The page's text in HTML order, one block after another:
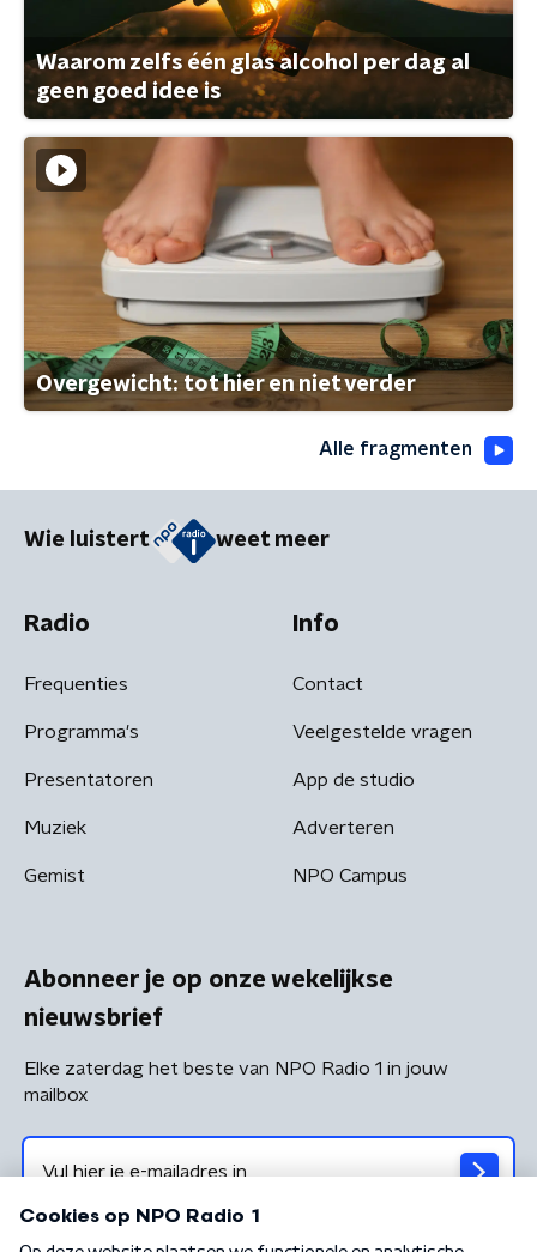
Waarom zelfs één glas alcohol per dag al
geen goed idee is
Overgewicht: tot hier en niet verder
Alle fragmenten
Wie luistert weet meer
Radio
Frequenties
Programma's
Presentatoren
Muziek
Gemist
Info
Contact
Veelgestelde vragen
App de studio
Adverteren
NPO Campus
Abonneer je op onze wekelijkse
nieuwsbrief
Elke zaterdag het beste van NPO Radio 1 in jouw
mailbox